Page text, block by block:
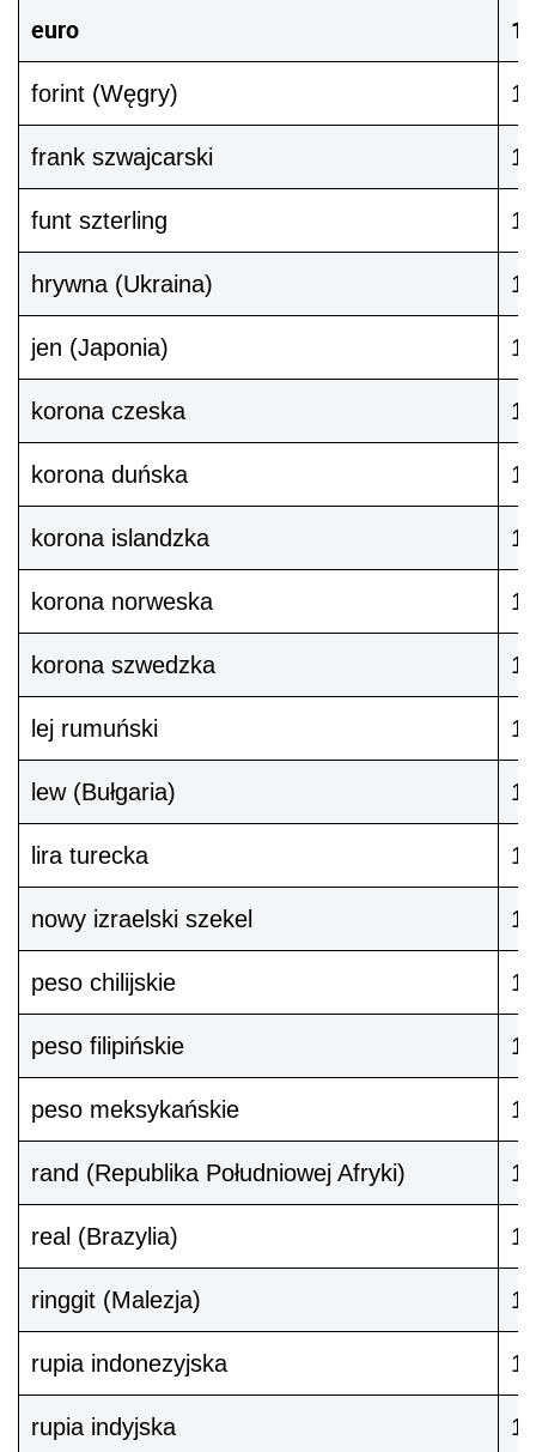
euro 1
forint (Węgry)
frank szwajcarski 1
funt szterling 1
hrywna (Ukraina) 1
jen (Japonia)
korona czeska 1
korona duńska 1
korona islandzka
korona norweska 1
korona szwedzka 1
lej rumuński 1
lew (Bułgaria) 1
lira turecka 1
nowy izraelski szekel 1
peso chilijskie
peso filipińskie 1
peso meksykańskie 1
rand (Republika Południowej Afryki) 1
real (Brazylia) 1
ringgit (Malezja) 1
rupia indonezyjska
rupia indyjska